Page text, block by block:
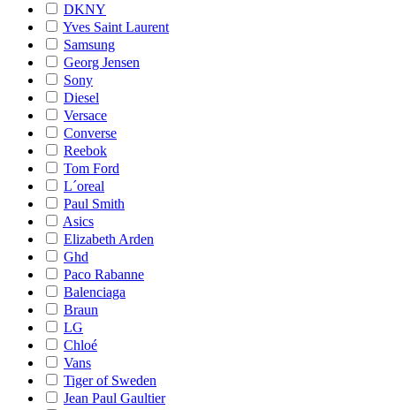
DKNY
Yves Saint Laurent
Samsung
Georg Jensen
Sony
Diesel
Versace
Converse
Reebok
Tom Ford
L´oreal
Paul Smith
Asics
Elizabeth Arden
Ghd
Paco Rabanne
Balenciaga
Braun
LG
Chloé
Vans
Tiger of Sweden
Jean Paul Gaultier